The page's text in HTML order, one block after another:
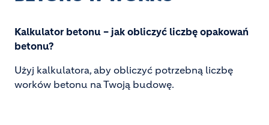
Kalkulator betonu – jak obliczyć liczbę opakowań
betonu?
Użyj kalkulatora, aby obliczyć potrzebną liczbę
worków betonu na Twoją budowę.